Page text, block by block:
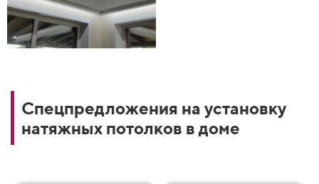
Спецпредложения на установку
натяжных потолков в доме